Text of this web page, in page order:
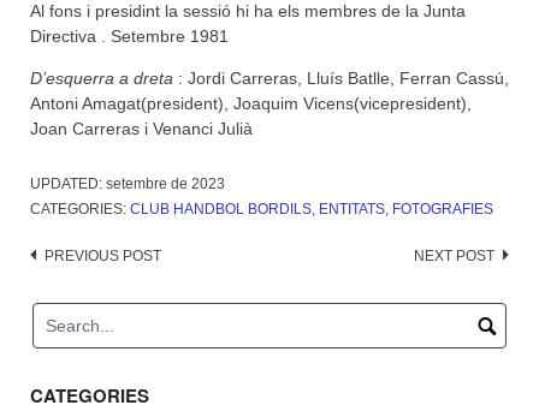
Al fons i presidint la sessió hi ha els membres de la Junta
Directiva . Setembre 1981
D’esquerra a dreta : Jordi Carreras, Lluís Batlle, Ferran Cassú,
Antoni Amagat(president), Joaquim Vicens(vicepresident),
Joan Carreras i Venanci Julià
UPDATED: setembre de 2023
CATEGORIES: CLUB HANDBOL BORDILS, ENTITATS, FOTOGRAFIES
Post
PREVIOUS POST NEXT POST
CATEGORIES